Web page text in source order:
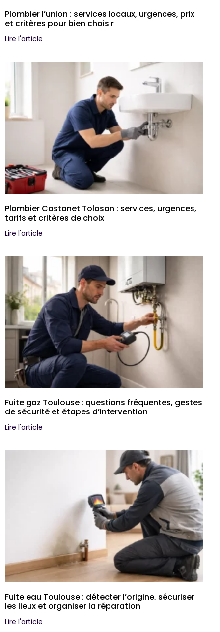
Plombier l’union : services locaux, urgences, prix
et critères pour bien choisir
Lire l'article
Plombier Castanet Tolosan : services, urgences,
tarifs et critères de choix
Lire l'article
Fuite gaz Toulouse : questions fréquentes, gestes
de sécurité et étapes d’intervention
Lire l'article
Fuite eau Toulouse : détecter l’origine, sécuriser
les lieux et organiser la réparation
Lire l'article